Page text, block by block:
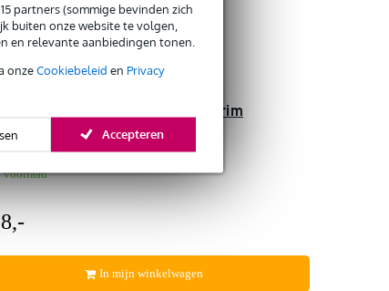
partners (sommige bevinden zich
buiten onze website te volgen,
en relevante aanbiedingen tonen.
onzeCookiebeleid en Privacy
Accepteren
Percussion LP3006 6" Tamborim
voorraad
In mijn winkelwagen